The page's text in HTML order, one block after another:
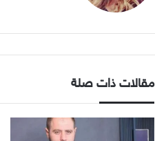
مقالات ذات صلة